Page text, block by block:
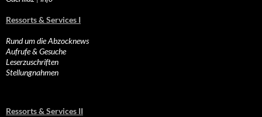
Ressorts & Services I
Rund um die Abzocknews
Aufrufe & Gesuche
Leserzuschriften
Stellungnahmen
Ressorts & Services II